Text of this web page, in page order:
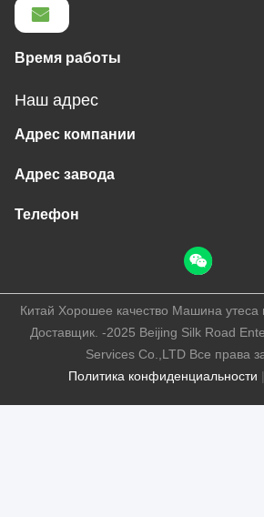
Время работы
Наш адрес
Адрес компании
Адрес завода
Телефон
Политика конфиденциальности |
Китай Хорошее качество Машина утеса
Доставщик. -2025 Beijing Silk Road
Services Co.,LTD Все права